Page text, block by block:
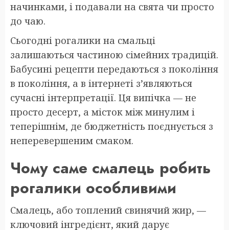
начинками, і подавали на свята чи просто
до чаю.
Сьогодні рогалики на смальці
залишаються частиною сімейних традицій.
Бабусині рецепти передаються з покоління
в покоління, а в інтернеті з’являються
сучасні інтерпретації. Ця випічка — не
просто десерт, а місток між минулим і
теперішнім, де бюджетність поєднується з
неперевершеним смаком.
Чому саме смалець робить
рогалики особливими
Смалець, або топлений свинячий жир, —
ключовий інгредієнт, який дарує